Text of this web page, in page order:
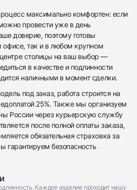
максимально комфортен: если
провести уже в день
доверие, поэтому готовы
офисе, так и в любом крупном
столицы на ваш выбор —
в качестве и подлинности
наличными в момент сделки.
под заказ, работа строится на
25%. Также мы организуем
России через курьерскую службу
после полной оплаты заказа,
обязательная страховка за
гарантируем безопасность
Каждое изделие проходит нашу